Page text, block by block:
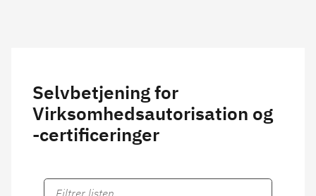
Selvbetjening for
Virksomhedsautorisation og
-certificeringer